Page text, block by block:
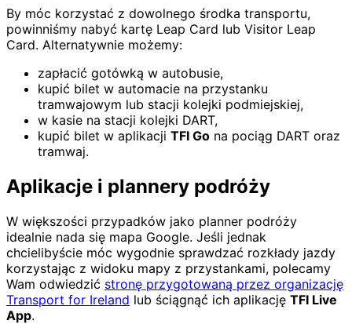
By móc korzystać z dowolnego środka transportu,
powinniśmy nabyć kartę Leap Card lub Visitor Leap
Card. Alternatywnie możemy:
zapłacić gotówką w autobusie,
kupić bilet w automacie na przystanku
tramwajowym lub stacji kolejki podmiejskiej,
w kasie na stacji kolejki DART,
kupić bilet w aplikacji TFI Go na pociąg DART oraz
tramwaj.
Aplikacje i plannery podróży
W większości przypadków jako planner podróży
idealnie nada się mapa Google. Jeśli jednak
chcielibyście móc wygodnie sprawdzać rozkłady jazdy
korzystając z widoku mapy z przystankami, polecamy
Wam odwiedzić stronę przygotowaną przez organizację
Transport for Ireland lub ściągnąć ich aplikację TFI Live
App.